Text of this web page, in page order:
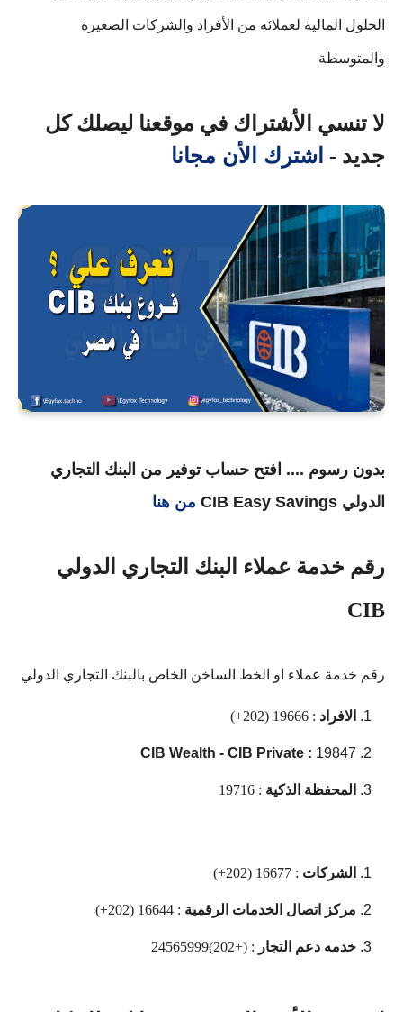
الحلول المالية لعملائه من الأفراد والشركات الصغيرة
والمتوسطة
لا تنسي الأشتراك في موقعنا ليصلك كل
جديد - اشترك الأن مجانا
بدون رسوم .... افتح حساب توفير من البنك التجاري
الدولي CIB Easy Savings
من هنا
رقم خدمة عملاء البنك التجاري الدولي
CIB
رقم خدمة عملاء او الخط الساخن الخاص بالبنك التجاري الدولي
الافراد : 19666 (202+)
CIB Wealth - CIB Private : 19847
المحفظة الذكية : 19716
الشركات :
16677 (202+)
مركز اتصال الخدمات الرقمية :
16644 (202+)
خدمه دعم التجار :
(+202)24565999